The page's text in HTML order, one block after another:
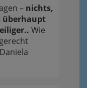
– nichts,
überhaupt
Wie